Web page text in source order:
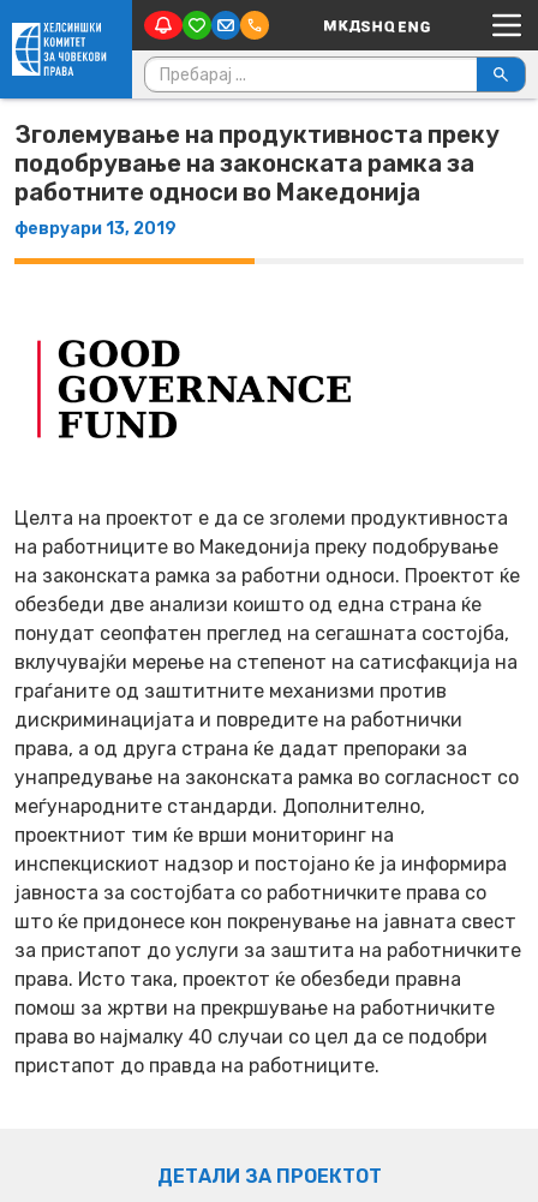
Skip to content Main Navigation
Пребарувај за:
Зголемување на продуктивноста преку
подобрување на законската рамка за
работните односи во Македонија
февруари 13, 2019
Целта на проектот е да се зголеми продуктивноста
на работниците во Македонија преку подобрување
на законската рамка за работни односи. Проектот ќе
обезбеди две анализи коишто од една страна ќе
понудат сеопфатен преглед на сегашната состојба,
вклучувајќи мерење на степенот на сатисфакција на
граѓаните од заштитните механизми против
дискриминацијата и повредите на работнички
права, а од друга страна ќе дадат препораки за
унапредување на законската рамка во согласност со
меѓународните стандарди. Дополнително,
проектниот тим ќе врши мониторинг на
инспекцискиот надзор и постојано ќе ја информира
јавноста за состојбата со работничките права со
што ќе придонесе кон покренување на јавната свест
за пристапот до услуги за заштита на работничките
права. Исто така, проектот ќе обезбеди правна
помош за жртви на прекршување на работничките
права во најмалку 40 случаи со цел да се подобри
пристапот до правда на работниците.
ДЕТАЛИ ЗА ПРОЕКТОТ